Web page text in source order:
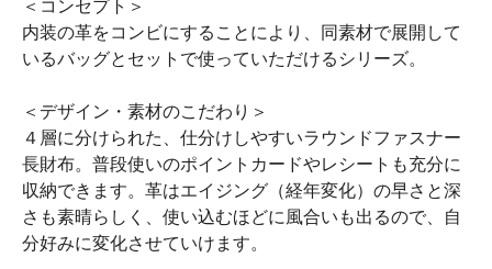
＜コンセプト＞
内装の革をコンビにすることにより、同素材で展開して
いるバッグとセットで使っていただけるシリーズ。
＜デザイン・素材のこだわり＞
４層に分けられた、仕分けしやすいラウンドファスナー
長財布。普段使いのポイントカードやレシートも充分に
収納できます。革はエイジング（経年変化）の早さと深
さも素晴らしく、使い込むほどに風合いも出るので、自
分好みに変化させていけます。